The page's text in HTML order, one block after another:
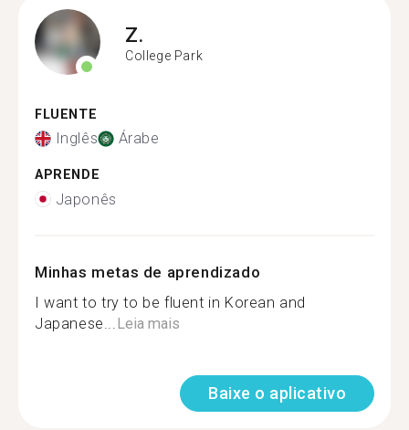
Z.
College Park
FLUENTE
Inglês Árabe
APRENDE
Japonês
Minhas metas de aprendizado
I want to try to be fluent in Korean and
Japanese... Leia mais
Baixe o aplicativo